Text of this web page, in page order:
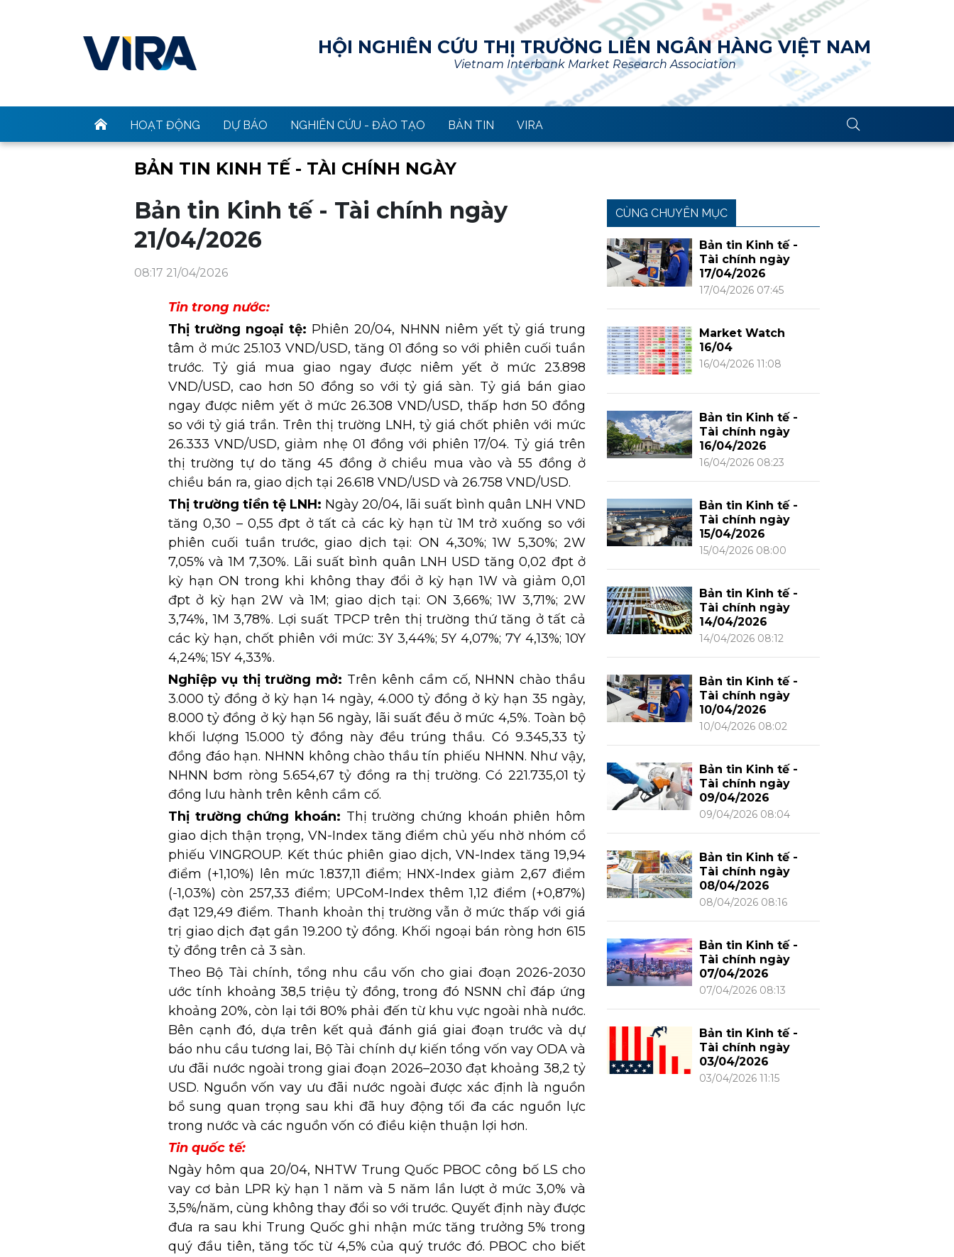
HỘI NGHIÊN CỨU THỊ TRƯỜNG LIÊN NGÂN HÀNG VIỆT NAM
Vietnam Interbank Market Research Association
HOẠT ĐỘNG DỰ BÁO NGHIÊN CỨU - ĐÀO TẠO BẢN TIN VIRA
BẢN TIN KINH TẾ - TÀI CHÍNH NGÀY
Bản tin Kinh tế - Tài chính ngày
21/04/2026
08:17 21/04/2026
Tin trong nước:
Thị trường ngoại tệ: Phiên 20/04, NHNN niêm yết tỷ giá trung
tâm ở mức 25.103 VND/USD, tăng 01 đồng so với phiên cuối tuần
trước. Tỷ giá mua giao ngay được niêm yết ở mức 23.898
VND/USD, cao hơn 50 đồng so với tỷ giá sàn. Tỷ giá bán giao
ngay được niêm yết ở mức 26.308 VND/USD, thấp hơn 50 đồng
so với tỷ giá trần. Trên thị trường LNH, tỷ giá chốt phiên với mức
26.333 VND/USD, giảm nhẹ 01 đồng với phiên 17/04. Tỷ giá trên
thị trường tự do tăng 45 đồng ở chiều mua vào và 55 đồng ở
chiều bán ra, giao dịch tại 26.618 VND/USD và 26.758 VND/USD.
Thị trường tiền tệ LNH: Ngày 20/04, lãi suất bình quân LNH VND
tăng 0,30 – 0,55 đpt ở tất cả các kỳ hạn từ 1M trở xuống so với
phiên cuối tuần trước, giao dịch tại: ON 4,30%; 1W 5,30%; 2W
7,05% và 1M 7,30%. Lãi suất bình quân LNH USD tăng 0,02 đpt ở
kỳ hạn ON trong khi không thay đổi ở kỳ hạn 1W và giảm 0,01
đpt ở kỳ hạn 2W và 1M; giao dịch tại: ON 3,66%; 1W 3,71%; 2W
3,74%, 1M 3,78%. Lợi suất TPCP trên thị trường thứ tăng ở tất cả
các kỳ hạn, chốt phiên với mức: 3Y 3,44%; 5Y 4,07%; 7Y 4,13%; 10Y
4,24%; 15Y 4,33%.
Nghiệp vụ thị trường mở: Trên kênh cầm cố, NHNN chào thầu
3.000 tỷ đồng ở kỳ hạn 14 ngày, 4.000 tỷ đồng ở kỳ hạn 35 ngày,
8.000 tỷ đồng ở kỳ hạn 56 ngày, lãi suất đều ở mức 4,5%. Toàn bộ
khối lượng 15.000 tỷ đồng này đều trúng thầu. Có 9.345,33 tỷ
đồng đáo hạn. NHNN không chào thầu tín phiếu NHNN. Như vậy,
NHNN bơm ròng 5.654,67 tỷ đồng ra thị trường. Có 221.735,01 tỷ
đồng lưu hành trên kênh cầm cố.
Thị trường chứng khoán: Thị trường chứng khoán phiên hôm
giao dịch thận trọng, VN-Index tăng điểm chủ yếu nhờ nhóm cổ
phiếu VINGROUP. Kết thúc phiên giao dịch, VN-Index tăng 19,94
điểm (+1,10%) lên mức 1.837,11 điểm; HNX-Index giảm 2,67 điểm
(-1,03%) còn 257,33 điểm; UPCoM-Index thêm 1,12 điểm (+0,87%)
đạt 129,49 điểm. Thanh khoản thị trường vẫn ở mức thấp với giá
trị giao dịch đạt gần 19.200 tỷ đồng. Khối ngoại bán ròng hơn 615
tỷ đồng trên cả 3 sàn.
Theo Bộ Tài chính, tổng nhu cầu vốn cho giai đoạn 2026-2030
ước tính khoảng 38,5 triệu tỷ đồng, trong đó NSNN chỉ đáp ứng
khoảng 20%, còn lại tới 80% phải đến từ khu vực ngoài nhà nước.
Bên cạnh đó, dựa trên kết quả đánh giá giai đoạn trước và dự
báo nhu cầu tương lai, Bộ Tài chính dự kiến tổng vốn vay ODA và
ưu đãi nước ngoài trong giai đoạn 2026–2030 đạt khoảng 38,2 tỷ
USD. Nguồn vốn vay ưu đãi nước ngoài được xác định là nguồn
bổ sung quan trọng sau khi đã huy động tối đa các nguồn lực
trong nước và các nguồn vốn có điều kiện thuận lợi hơn.
Tin quốc tế:
Ngày hôm qua 20/04, NHTW Trung Quốc PBOC công bố LS cho
vay cơ bản LPR kỳ hạn 1 năm và 5 năm lần lượt ở mức 3,0% và
3,5%/năm, cùng không thay đổi so với trước. Quyết định này được
đưa ra sau khi Trung Quốc ghi nhận mức tăng trưởng 5% trong
quý đầu tiên, tăng tốc từ 4,5% của quý trước đó. PBOC cho biết
CÙNG CHUYÊN MỤC
Bản tin Kinh tế -
Tài chính ngày
17/04/2026
17/04/2026 07:45
Market Watch
16/04
16/04/2026 11:08
Bản tin Kinh tế -
Tài chính ngày
16/04/2026
16/04/2026 08:23
Bản tin Kinh tế -
Tài chính ngày
15/04/2026
15/04/2026 08:00
Bản tin Kinh tế -
Tài chính ngày
14/04/2026
14/04/2026 08:12
Bản tin Kinh tế -
Tài chính ngày
10/04/2026
10/04/2026 08:02
Bản tin Kinh tế -
Tài chính ngày
09/04/2026
09/04/2026 08:04
Bản tin Kinh tế -
Tài chính ngày
08/04/2026
08/04/2026 08:16
Bản tin Kinh tế -
Tài chính ngày
07/04/2026
07/04/2026 08:13
Bản tin Kinh tế -
Tài chính ngày
03/04/2026
03/04/2026 11:15